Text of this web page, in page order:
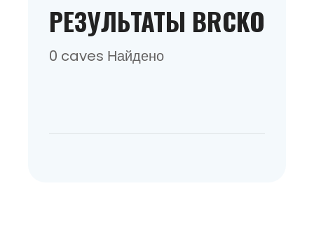
РЕЗУЛЬТАТЫ BRCKO
0 caves Найдено